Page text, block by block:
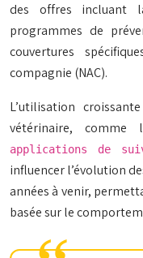
des offres incluant
programmes de
couvertures
compagnie (NAC).
L’utilisation
vétérinaire, comme
applications de
influencer l’évolution
années à venir,
basée sur le